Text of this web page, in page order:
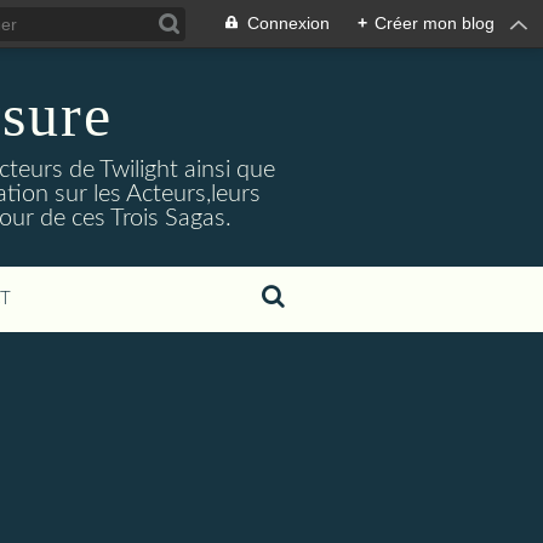
Connexion + Créer mon blog
de Twilight ainsi que
sur les Acteurs,leurs
de ces Trois Sagas.